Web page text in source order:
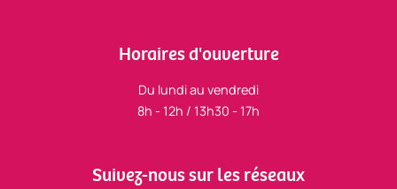
Horaires d'ouverture
Du lundi au vendredi
8h - 12h / 13h30 - 17h
Suivez-nous sur les réseaux